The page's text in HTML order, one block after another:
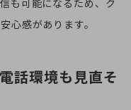
も可能になるため、ク
心感があります。
話環境も見直そ